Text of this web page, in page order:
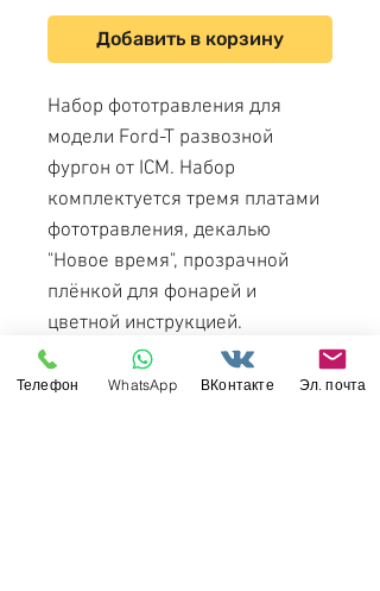
Добавить в корзину
Набор фототравления для
модели Ford-T развозной
фургон от ICM. Набор
комплектуется тремя платами
фототравления, декалью
"Новое время", прозрачной
плёнкой для фонарей и
цветной инструкцией.
Артикул: МД 024203
Телефон WhatsApp ВКонтакте Эл. почта